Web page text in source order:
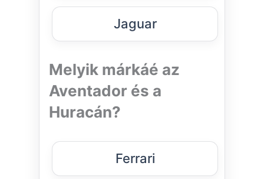
Jaguar
Melyik márkáé az
Aventador és a
Huracán?
Ferrari